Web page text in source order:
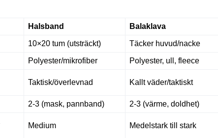
Halsband Balaklava
10×20 tum (utsträckt) Täcker huvud/nacke
Polyester/mikrofiber Polyester, ull, fleece
Taktisk/överlevnad Kallt väder/taktiskt
2-3 (mask, pannband) 2-3 (värme, doldhet)
Medium Medelstark till stark